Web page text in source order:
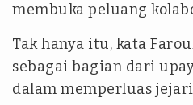
membuka peluang
Tak hanya itu, kata
sebagai bagian dari
dalam memperluas